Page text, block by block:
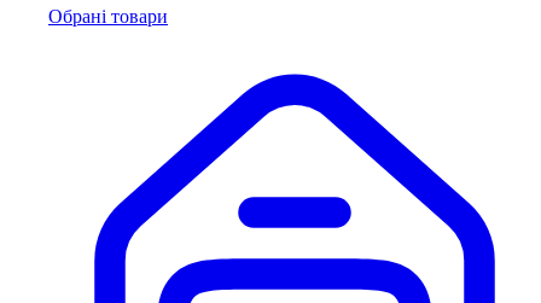
Обрані товари